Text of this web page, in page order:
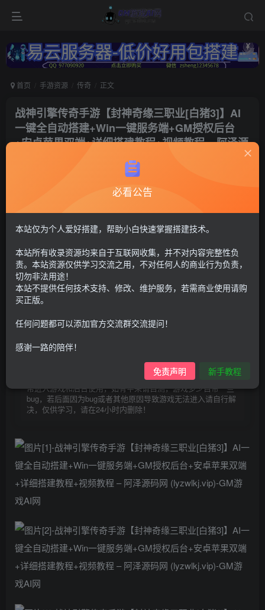
首页 手游资源 传奇 正文
战神引擎传奇手游【封神奇缘三职业[白猪3]】AI
一键全自动搭建+Win一键服务端+GM授权后台
+安卓苹果双端+详细搭建教程+视频教程 – 阿泽源
GM后台+安卓苹果双端
G币30 G币100
仅支持云服务器搭建，适用于小白快速搭建，只能确保安卓正
常进入游戏和后台使用，如有苹果请自测，游戏多少自带一些
bug，若后面因为bug或者其他原因导致游戏无法进入请自行解
决，仅供学习，请在24小时内删除！
付费资源
必看公告
本站仅为个人爱好搭建，帮助小白快速掌握搭建技术。
本站所有收录资源均来自于互联网收集，并不对内容完整性负
责。本站资源仅供学习交流之用，不对任何人的商业行为负责，
切勿非法用途！
本站不提供任何技术支持、修改、维护服务，若需商业使用请购
买正版。
任何问题都可以添加官方交流群交流提问！
感谢一路的陪伴！
免责声明 新手教程